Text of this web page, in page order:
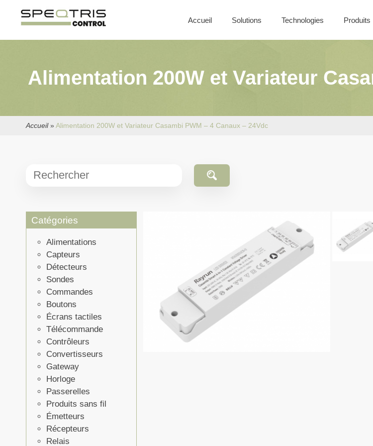
Accueil Solutions
Nos offres
Technologies
Solutions Filaires
Solutions Batiment
Produits
Alimentation 200W et Variateur
Accueil» Alimentation 200W et Variateur Casambi PWM – 4 Canaux – 24Vdc
Catégories
Alimentations
Capteurs
Détecteurs
Sondes
Commandes
Boutons
Écrans tactiles
Télécommande
Contrôleurs
Convertisseurs
Gateway
Horloge
Passerelles
Produits sans fil
Émetteurs
Récepteurs
Relais